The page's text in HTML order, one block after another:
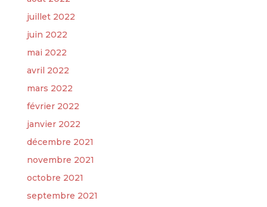
juillet 2022
juin 2022
mai 2022
avril 2022
mars 2022
février 2022
janvier 2022
décembre 2021
novembre 2021
octobre 2021
septembre 2021